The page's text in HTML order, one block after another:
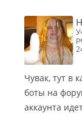
участник студии Alamat Studio, автор 23
Чувак, тут в
боты на
аккаунта